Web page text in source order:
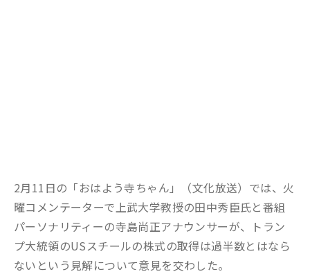
2月11日の「おはよう寺ちゃん」（文化放送）では、火
曜コメンテーターで上武大学教授の田中秀臣氏と番組
パーソナリティーの寺島尚正アナウンサーが、トラン
プ大統領のUSスチールの株式の取得は過半数とはなら
ないという見解について意見を交わした。